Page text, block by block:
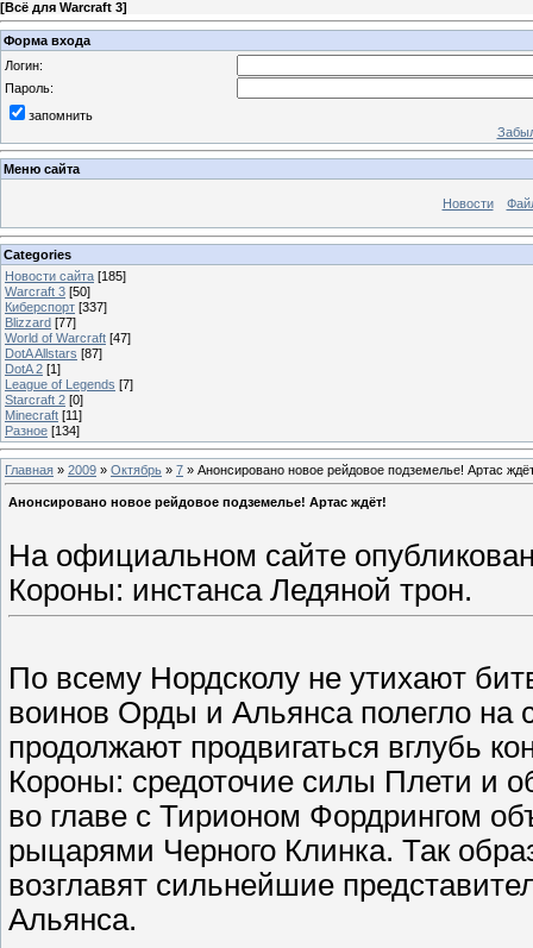
[Всё для Warcraft 3]
Форма входа
Логин:
Пароль:
запомнить
Меню сайта
Новости
Categories
Новости сайта [185]
Warcraft 3 [50]
Киберспорт [337]
Blizzard [77]
World of Warcraft [47]
DotA Allstars [87]
DotA 2 [1]
League of Legends [7]
Starcraft 2 [0]
Minecraft [11]
Разное [134]
Главная » 2009 » Октябрь » 7 » Анонсировано новое рейдовое подземелье! Артас
Анонсировано новое рейдовое подземелье! Артас ждёт!
На официальном сайте
Короны: инстанса Ледяной трон.
По всему Нордсколу не утихают
воинов Орды и Альянса полегло на
продолжают продвигаться вглубь
Короны: средоточие силы Плети и
во главе с Тирионом Фордрингом
рыцарями Черного Клинка. Так
возглавят сильнейшие
Альянса.